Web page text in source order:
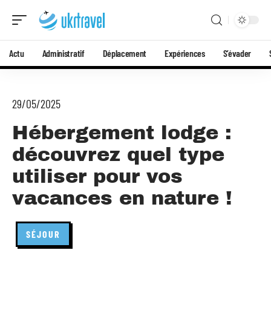
Actu Administratif Déplacement Expériences S’évader
29/05/2025
Hébergement lodge :
découvrez quel type
utiliser pour vos
vacances en nature !
SÉJOUR